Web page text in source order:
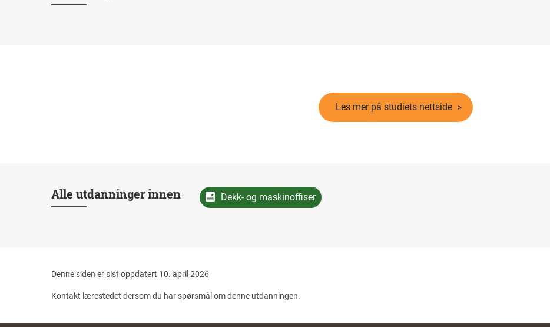
Les mer på studiets nettside
Alle utdanninger innen Dekk- og maskinoffiser
Denne siden er sist oppdatert 10. april 2026
Kontakt lærestedet dersom du har spørsmål om denne utdanningen.